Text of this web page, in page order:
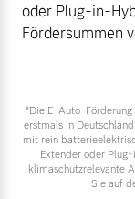
oder Plug-in-
Fördersummen
*Die E‑Auto-
erstmals in Deutschland
mit rein
Extender oder
klimaschutzrelevante
Sie auf